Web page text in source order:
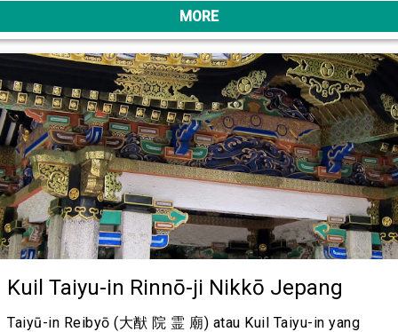
MORE
Kuil Taiyu-in Rinnō-ji Nikkō Jepang
Taiyū-in Reibyō (大猷 院 霊 廟) atau Kuil Taiyu-in yang